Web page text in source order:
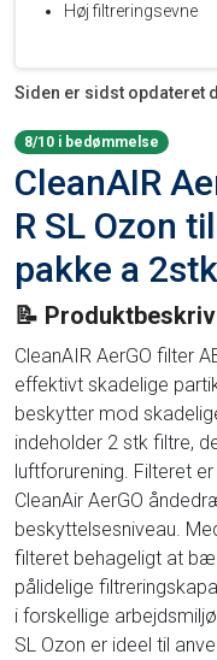
Høj filtreringsevne
Siden er sidst opdateret
8/10 i bedømmelse
CleanAIR
R SL Ozon
pakke a 2stk
📝
CleanAIR AerGO filter
effektivt skadelige
beskytter mod
indeholder 2 stk filtre,
luftforurening. Filteret
CleanAir AerGO
beskyttelsesniveau.
filteret behageligt at
pålidelige
i forskellige
SL Ozon er ideel til